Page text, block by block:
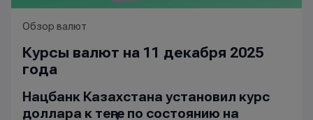
Обзор валют
Курсы валют на 11 декабря 2025
года
Нацбанк Казахстана установил курс
доллара к теңге по состоянию на